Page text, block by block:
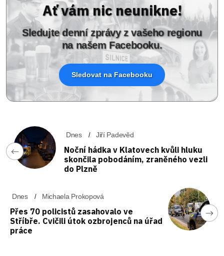
Ať vám nic neunikne!
Sledujte denní zprávy z vašeho regionu
na našem Facebooku.
Sledovat na Facebooku
Dnes Jiří Padevěd
Noční hádka v Klatovech kvůli hluku
skončila pobodáním, zraněného vezli
do Plzně
Dnes Michaela Prokopová
Přes 70 policistů zasahovalo ve
Stříbře. Cvičili útok ozbrojenců na úřad
práce